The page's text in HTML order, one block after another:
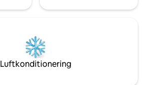
Luftkonditionering